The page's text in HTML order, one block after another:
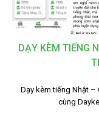
DẠY KÈM TIẾNG
Dạy kèm tiếng Nhật –
cùng